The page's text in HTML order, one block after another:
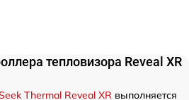
тепловизора Reveal XR
Thermal Reveal XR выполняется